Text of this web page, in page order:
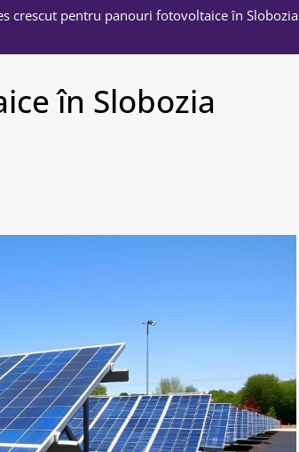
crescut pentru panouri fotovoltaice în Slobozia
în Slobozia